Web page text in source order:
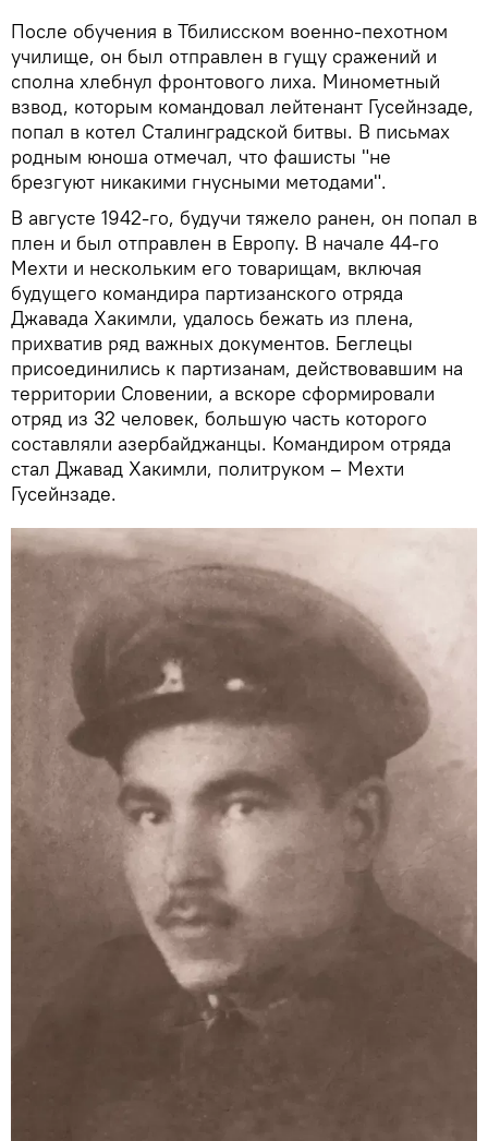
После обучения в Тбилисском военно-пехотном
училище, он был отправлен в гущу сражений и
сполна хлебнул фронтового лиха. Минометный
взвод, которым командовал лейтенант Гусейнзаде,
попал в котел Сталинградской битвы. В письмах
родным юноша отмечал, что фашисты "не
брезгуют никакими гнусными методами".
В августе 1942-го, будучи тяжело ранен, он попал в
плен и был отправлен в Европу. В начале 44-го
Мехти и нескольким его товарищам, включая
будущего командира партизанского отряда
Джавада Хакимли, удалось бежать из плена,
прихватив ряд важных документов. Беглецы
присоединились к партизанам, действовавшим на
территории Словении, а вскоре сформировали
отряд из 32 человек, большую часть которого
составляли азербайджанцы. Командиром отряда
стал Джавад Хакимли, политруком – Мехти
Гусейнзаде.